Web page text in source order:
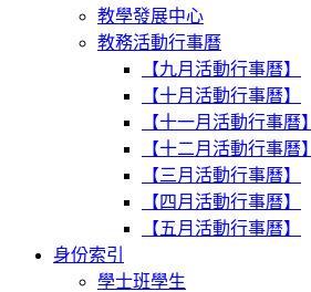
教學發展中心
教務活動行事曆
【九月活動行事曆】
【十月活動行事曆】
【十一月活動行事曆】
【十二月活動行事曆】
【三月活動行事曆】
【四月活動行事曆】
【五月活動行事曆】
身份索引
學士班學生